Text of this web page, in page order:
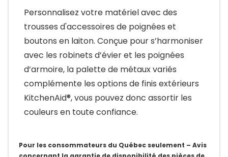
Personnalisez votre matériel avec des
trousses d'accessoires de poignées et
boutons en laiton. Conçue pour s’harmoniser
avec les robinets d’évier et les poignées
d’armoire, la palette de métaux variés
complémente les options de finis extérieurs
KitchenAid®, vous pouvez donc assortir les
couleurs en toute confiance.
Pour les consommateurs du Québec seulement – Avis